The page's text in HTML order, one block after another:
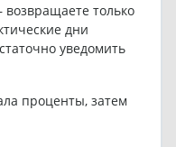
только
дни
уведомить
проценты, затем